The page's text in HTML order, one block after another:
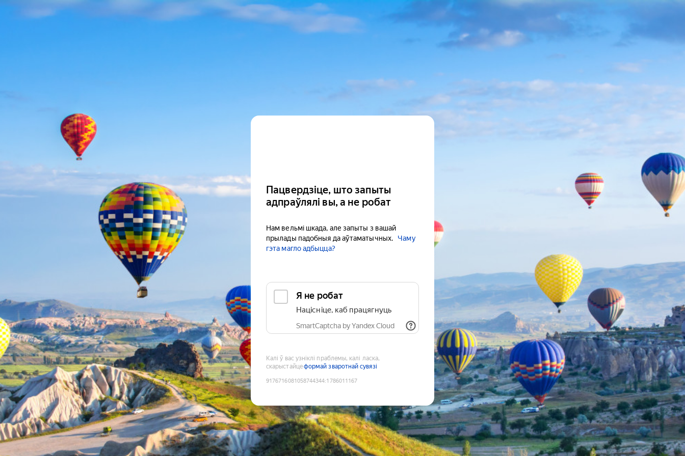
Пацвердзіце, што запыты
адпраўлялі вы, а не робат
Нам вельмі шкада, але запыты з вашай
прылады падобныя да аўтаматычных.
Чаму
гэта магло адбыцца?
Я не робат
Націсніце, каб працягнуць
SmartCaptcha by Yandex Cloud
Калі ў вас узніклі праблемы, калі ласка,
скарыстайцеформай зваротнай сувязі
9176716081058744344:1786011167